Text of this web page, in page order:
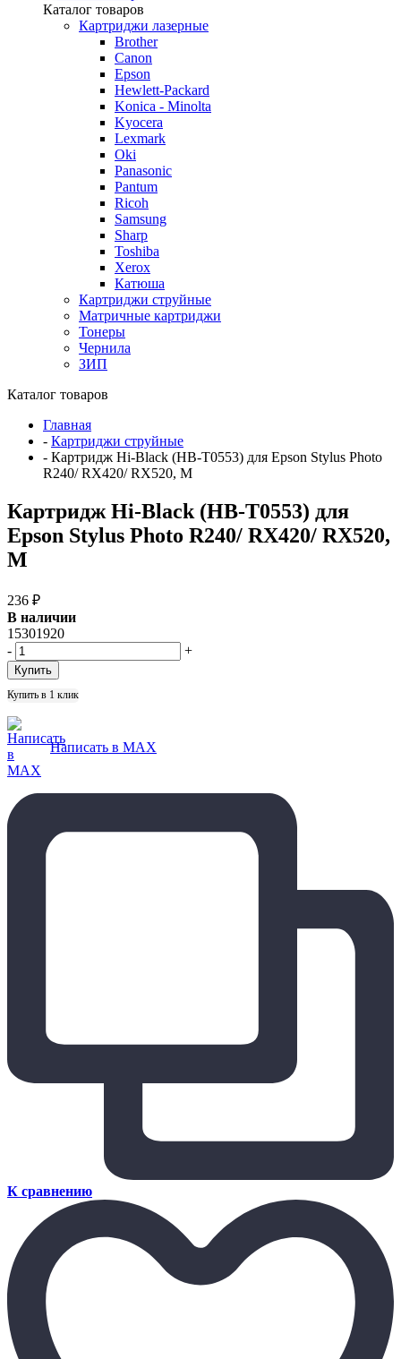
Каталог товаров
Картриджи лазерные
Brother
Canon
Epson
Hewlett-Packard
Konica - Minolta
Kyocera
Lexmark
Oki
Panasonic
Pantum
Ricoh
Samsung
Sharp
Toshiba
Xerox
Катюша
Картриджи струйные
Матричные картриджи
Тонеры
Чернила
ЗИП
Каталог товаров
Главная
- Картриджи струйные
- Картридж Hi-Black (HB-T0553) для Epson Stylus Photo
R240/ RX420/ RX520, M
Картридж Hi-Black (HB-T0553) для
Epson Stylus Photo R240/ RX420/ RX520,
M
236 ₽
В наличии
15301920
-
+
Купить в 1 клик
Написать в MAX
К сравнению